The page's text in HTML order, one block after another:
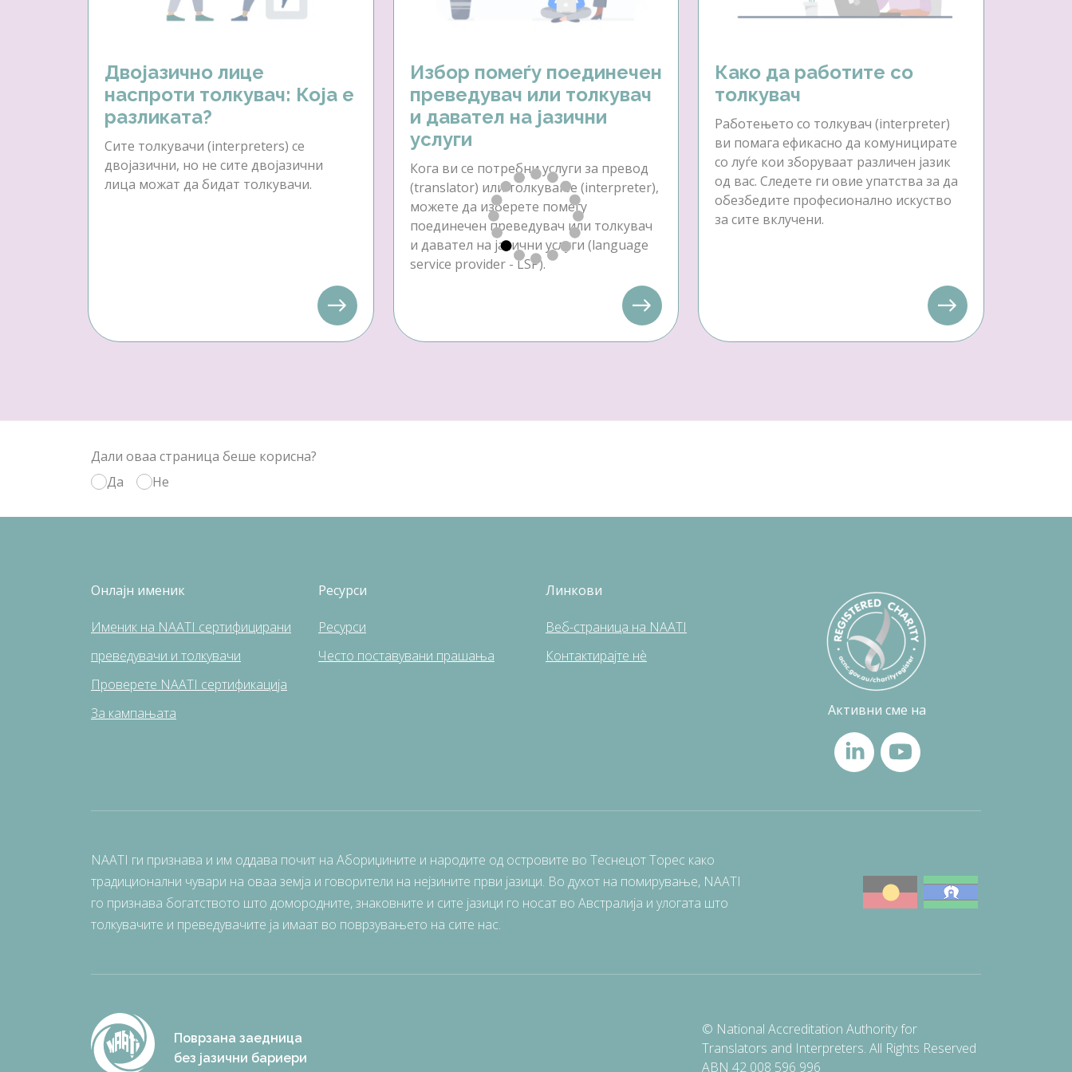
Двојазично лице
наспроти толкувач: Која е
разликата?
Сите толкувачи (interpreters) се
двојазични, но не сите двојазични
лица можат да бидат толкувачи.
Избор помеѓу поединечен
преведувач или толкувач
и давател на јазични
услуги
Кога ви се потребни услуги за превод
(translator) или толкување (interpreter),
можете да изберете помеѓу
поединечен преведувач или толкувач
и давател на јазични услуги (language
service provider - LSP).
Како да работите со
толкувач
Работењето со толкувач (interpreter)
ви помага ефикасно да комуницирате
со луѓе кои зборуваат различен јазик
од вас. Следете ги овие упатства за да
обезбедите професионално искуство
за сите вклучени.
Дали оваа страница беше корисна?
Да
Не
Онлајн именик
Именик на NAATI сертифицирани
преведувачи и толкувачи
Проверете NAATI сертификација
За кампањата
Ресурси
Pесурси
Често поставувани прашања
Линкови
Веб-страница на NAATI
Контактирајте нè
Активни сме на
NAATI ги признава и им оддава почит на Абориџините и народите од островите во Теснецот Торес како
традиционални чувари на оваа земја и говорители на нејзините први јазици. Во духот на помирување, NAATI
го признава богатството што домородните, знаковните и сите јазици го носат во Австралија и улогата што
толкувачите и преведувачите ја имаат во поврзувањето на сите нас.
Поврзана заедница
без јазични бариери
© National Accreditation Authority for
Translators and Interpreters. All Rights Reserved
ABN 42 008 596 996